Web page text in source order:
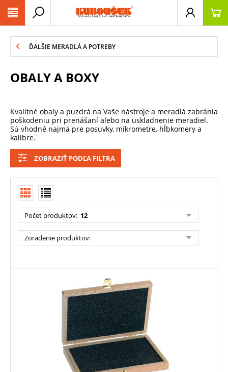
ĎALŠIE MERADLÁ A POTREBY
OBALY A BOXY
Kvalitné obaly a puzdrá na Vaše nástroje a meradlá zabránia
poškodeniu pri prenášaní alebo na uskladnenie meradiel.
Sú vhodné najmä pre posuvky, mikrometre, hĺbkomery a
kalibre.
ZOBRAZIŤ PODĽA FILTRA
Počet produktov: 12
Zoradenie produktov: